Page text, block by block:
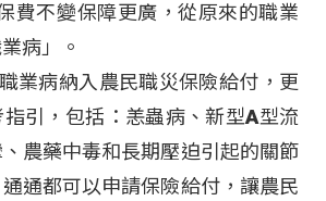
費不變保障更廣，從原來的職業
病」。
業病納入農民職災保險給付，更
引，包括：恙蟲病、新型A型流
農藥中毒和長期壓迫引起的關節
通都可以申請保險給付，讓農民